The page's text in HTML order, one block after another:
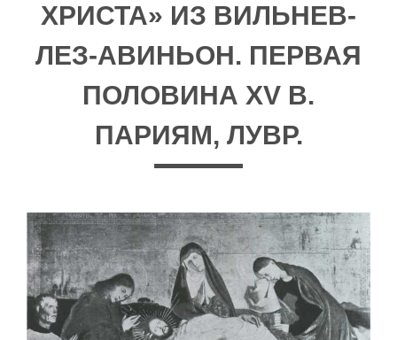
ХРИСТА» ИЗ ВИЛЬНЕВ-
ЛЕЗ-АВИНЬОН. ПЕРВАЯ
ПОЛОВИНА XV В.
ПАРИЯМ, ЛУВР.